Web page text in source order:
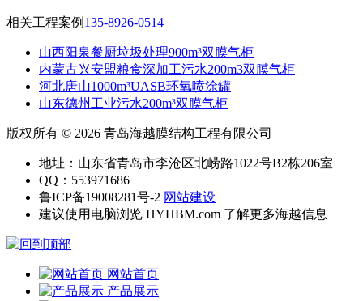
相关工程案例 135-8926-0514
山西阳泉餐厨垃圾处理900m³双膜气柜
内蒙古兴安盟粮食深加工污水200m3双膜气柜
河北唐山1000m³UASB环氧喷涂罐
山东德州工业污水200m³双膜气柜
版权所有 © 2026 青岛海越膜结构工程有限公司
地址：山东省青岛市李沧区北崂路1022号B2栋206室
QQ：553971686
鲁ICP备19008281号-2 网站建设
建议使用电脑浏览 HYHBM.com 了解更多海越信息
网站首页
产品展示